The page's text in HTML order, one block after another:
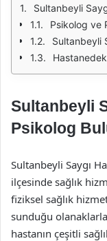
Sultanbeyli Saygı
Psikolog ve
Sultanbeyli
Sultanbeyli
Psikolog
Sultanbeyli Saygı
ilçesinde sağlık
fiziksel sağlık
sunduğu
hastanın çeşitli